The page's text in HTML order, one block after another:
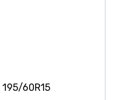
195/60R15